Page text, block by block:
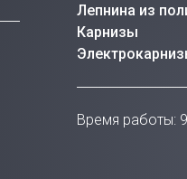
Лепнина из
Карнизы
Время работы: